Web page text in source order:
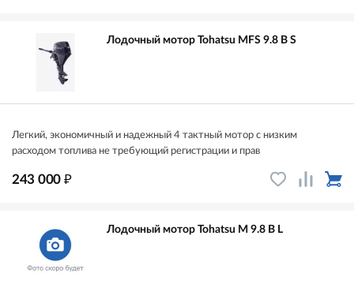
Лодочный мотор Tohatsu MFS 9.8 B S
Легкий, экономичный и надежный 4 тактный мотор с низким
расходом топлива не требующий регистрации и прав
243 000 ₽
Лодочный мотор Tohatsu M 9.8 B L